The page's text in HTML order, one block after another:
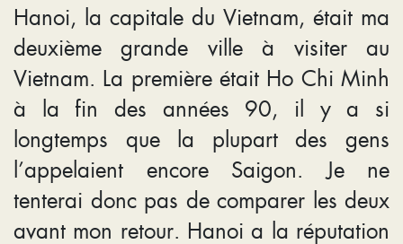
Hanoi, la capitale du Vietnam, était ma
deuxième grande ville à visiter au
Vietnam. La première était Ho Chi Minh
à la fin des années 90, il y a si
longtemps que la plupart des gens
l’appelaient encore Saigon. Je ne
tenterai donc pas de comparer les deux
avant mon retour. Hanoi a la réputation